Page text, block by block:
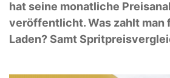
hat seine monatliche
veröffentlicht. Was zahlt man
Laden? Samt